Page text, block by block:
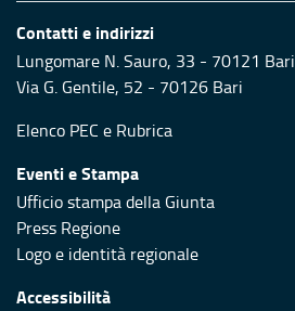
Contatti e indirizzi
Lungomare N. Sauro, 33 - 70121 Bari
Via G. Gentile, 52 - 70126 Bari
Elenco PEC e Rubrica
Eventi e Stampa
Ufficio stampa della Giunta
Press Regione
Logo e identità regionale
Accessibilità